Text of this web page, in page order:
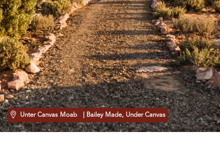
Unter Canvas Moab | Bailey Made, Under Canvas